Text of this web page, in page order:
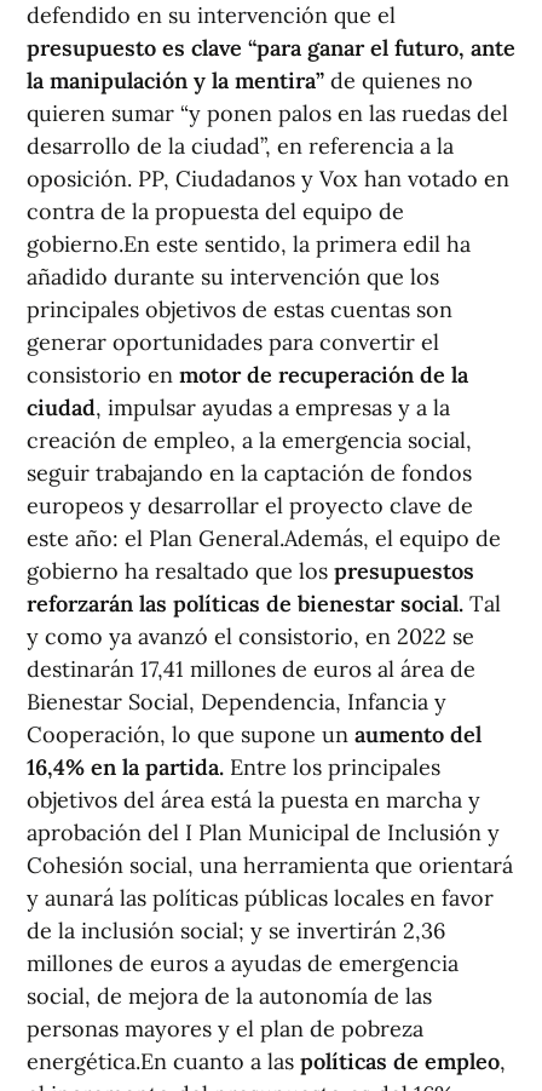
defendido en su intervención que el
presupuesto es clave “para ganar el futuro, ante
la manipulación y la mentira” de quienes no
quieren sumar “y ponen palos en las ruedas del
desarrollo de la ciudad”, en referencia a la
oposición. PP, Ciudadanos y Vox han votado en
contra de la propuesta del equipo de
gobierno.En este sentido, la primera edil ha
añadido durante su intervención que los
principales objetivos de estas cuentas son
generar oportunidades para convertir el
consistorio en motor de recuperación de la
ciudad, impulsar ayudas a empresas y a la
creación de empleo, a la emergencia social,
seguir trabajando en la captación de fondos
europeos y desarrollar el proyecto clave de
este año: el Plan General.Además, el equipo de
gobierno ha resaltado que los presupuestos
reforzarán las políticas de bienestar social. Tal
y como ya avanzó el consistorio, en 2022 se
destinarán 17,41 millones de euros al área de
Bienestar Social, Dependencia, Infancia y
Cooperación, lo que supone un aumento del
16,4% en la partida. Entre los principales
objetivos del área está la puesta en marcha y
aprobación del I Plan Municipal de Inclusión y
Cohesión social, una herramienta que orientará
y aunará las políticas públicas locales en favor
de la inclusión social; y se invertirán 2,36
millones de euros a ayudas de emergencia
social, de mejora de la autonomía de las
personas mayores y el plan de pobreza
energética.En cuanto a las políticas de empleo,